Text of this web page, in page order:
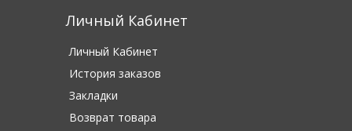
Личный Кабинет
Личный Кабинет
История заказов
Закладки
Возврат товара